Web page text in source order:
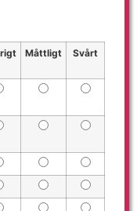
Måttligt Svårt